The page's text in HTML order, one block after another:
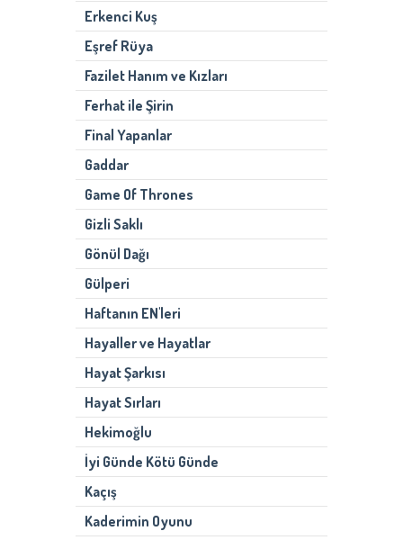
Erkenci Kuş
Eşref Rüya
Fazilet Hanım ve Kızları
Ferhat ile Şirin
Final Yapanlar
Gaddar
Game Of Thrones
Gizli Saklı
Gönül Dağı
Gülperi
Haftanın EN'leri
Hayaller ve Hayatlar
Hayat Şarkısı
Hayat Sırları
Hekimoğlu
İyi Günde Kötü Günde
Kaçış
Kaderimin Oyunu